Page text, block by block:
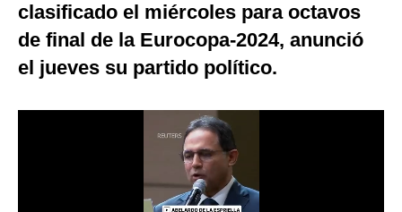
Tecnología
clasificado el miércoles para octavos
de final de la Eurocopa-2024, anunció
el jueves su partido político.